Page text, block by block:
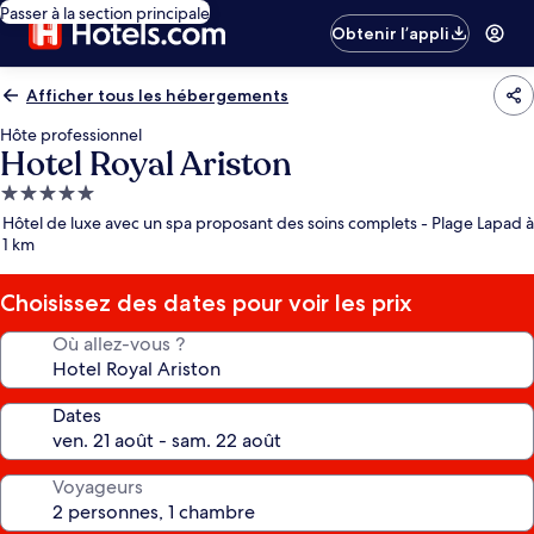
Passer à la section principale
Obtenir l’appli
Afficher tous les hébergements
Hôte professionnel
Hotel Royal Ariston
Hébergement
5.0 étoiles
Hôtel de luxe avec un spa proposant des soins complets - Plage Lapad à
1 km
Choisissez des dates pour voir les prix
Où allez-vous ?
Dates
Voyageurs